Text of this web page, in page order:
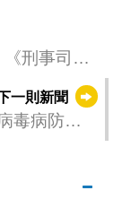
刑事司法
移交被判
一則新聞
毒病防控